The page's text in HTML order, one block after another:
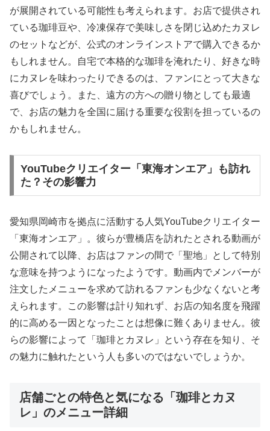
が展開されている可能性も考えられます。お店で提供され
ている珈琲豆や、冷凍保存で美味しさを閉じ込めたカヌレ
のセットなどが、公式のオンラインストアで購入できるか
もしれません。自宅で本格的な珈琲を淹れたり、好きな時
にカヌレを味わったりできるのは、ファンにとって大きな
喜びでしょう。また、遠方の方への贈り物としても最適
で、お店の魅力を全国に届ける重要な役割を担っているの
かもしれません。
YouTubeクリエイター「東海オンエア」も訪れ
た？その影響力
愛知県岡崎市を拠点に活動する人気YouTubeクリエイター
「東海オンエア」。彼らが豊橋店を訪れたとされる動画が
公開されて以降、お店はファンの間で「聖地」として特別
な意味を持つようになったようです。動画内でメンバーが
注文したメニューを求めて訪れるファンも少なくないと考
えられます。この影響は計り知れず、お店の知名度を飛躍
的に高める一因となったことは想像に難くありません。彼
らの影響によって「珈琲とカヌレ」という存在を知り、そ
の魅力に触れたという人も多いのではないでしょうか。
店舗ごとの特色と気になる「珈琲とカヌ
レ」のメニュー詳細